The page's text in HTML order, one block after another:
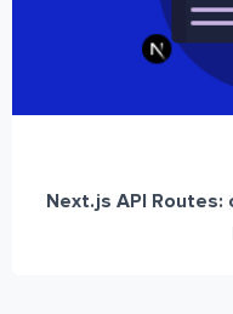
Next.js API Routes: